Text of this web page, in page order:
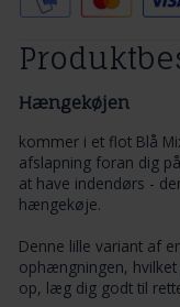
Hængekøjen
kommer i et flot Blå
afslapning foran dig
at have indendørs -
hængekøje.
Denne lille variant af
ophængningen,
op, læg dig godt til